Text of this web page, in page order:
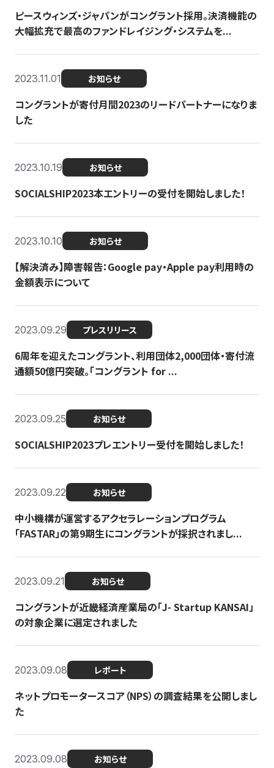
ピースウィンズ・ジャパンがコングラント採用。決済機能の
大幅拡充で最高のファンドレイジング・システムを...
2023.11.01 お知らせ
コングラントが寄付月間2023のリードパートナーになりま
した
2023.10.19 お知らせ
SOCIALSHIP2023本エントリーの受付を開始しました！
2023.10.10 お知らせ
【解決済み】障害報告：Google pay・Apple pay利用時の
金額表示について
2023.09.29 プレスリリース
6周年を迎えたコングラント、利用団体2,000団体・寄付流
通額50億円突破。「コングラント for ...
2023.09.25 お知らせ
SOCIALSHIP2023プレエントリー受付を開始しました！
2023.09.22 お知らせ
中小機構が運営するアクセラレーションプログラム
「FASTAR」の第9期生にコングラントが採択されまし...
2023.09.21 お知らせ
コングラントが近畿経済産業局の「J- Startup KANSAI」
の対象企業に選定されました
2023.09.08 レポート
ネットプロモータースコア（NPS）の調査結果を公開しまし
た
2023.09.08 お知らせ